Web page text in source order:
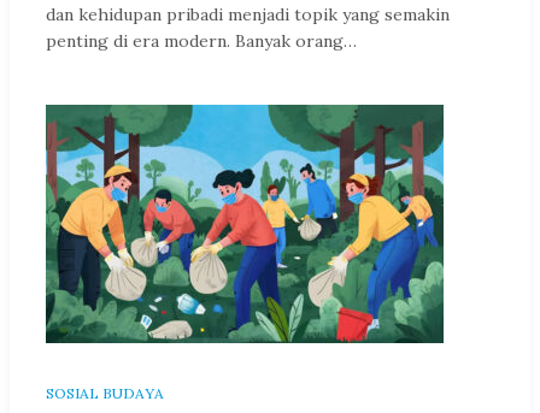
dan kehidupan pribadi menjadi topik yang semakin
penting di era modern. Banyak orang…
SOSIAL BUDAYA